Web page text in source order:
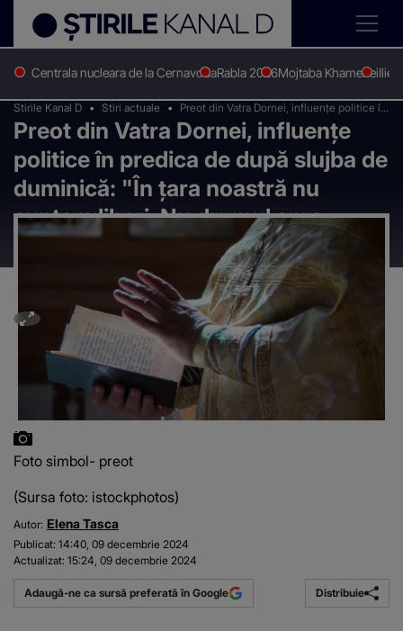
Centrala nucleara de la CernavodaRabla 2026Mojtaba KhameneiIlie
Stirile Kanal D Stiri actuale
Preot din Vatra Dornei, influențe politice în
predica de după slujba de duminică: "În
țara noastră nu suntem liberi. Nu drumul
spre Bruxelles..."
Preot din Vatra Dornei, influențe
politice în predica de după slujba de
duminică: "În țara noastră nu
suntem liberi. Nu drumul spre
Bruxelles..."
Foto simbol- preot
(Sursa foto: istockphotos)
Autor: Elena Tasca
Publicat: 14:40, 09 decembrie 2024
Actualizat: 15:24, 09 decembrie 2024
Adaugă-ne ca sursă preferată în Google Distribuie